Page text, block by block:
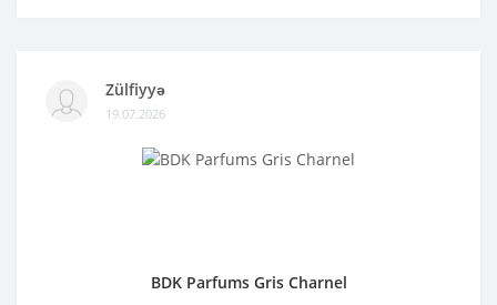
Zülfiyyə
19.07.2026
BDK Parfums Gris Charnel